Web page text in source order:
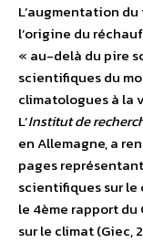
L’augmentation du
l’origine du
« au-delà du pire
scientifiques du
climatologues à la
L’Institut de
en Allemagne, a
pages
scientifiques sur
le 4ème rapport
sur le climat (Giec,